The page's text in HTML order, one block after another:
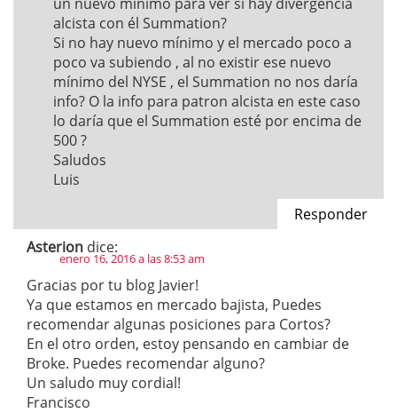
alcista con él Summation?
Si no hay nuevo mínimo y el mercado poco a
poco va subiendo , al no existir ese nuevo
mínimo del NYSE , el Summation no nos daría
info? O la info para patron alcista en este caso
lo daría que el Summation esté por encima de
500 ?
Saludos
Luis
Responder
Asterion dice:
enero 16, 2016 a las 8:53 am
Gracias por tu blog Javier!
Ya que estamos en mercado bajista, Puedes
recomendar algunas posiciones para Cortos?
En el otro orden, estoy pensando en cambiar de
Broke. Puedes recomendar alguno?
Un saludo muy cordial!
Francisco